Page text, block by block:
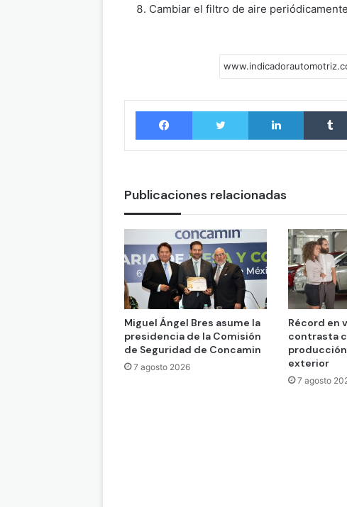
Cambiar el filtro de aire
Facebook Twitter LinkedIn
Publicaciones relacionadas
Miguel Ángel Bres asume la
presidencia de la Comisión
de Seguridad de Concamin
7 agosto 2026
Récord en
contrasta
exterior
7 agosto